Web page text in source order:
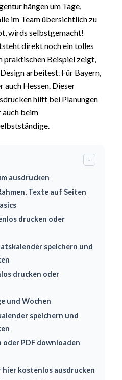
hängen um Tage,
im Team übersichtlich zu
wirds selbstgemacht!
direkt noch ein tolles
praktischen Beispiel zeigt,
arbeitest. Für Bayern,
auch Hessen. Dieser
hilft bei Planungen
auch beim
-
ausdrucken
Texte auf Seiten
drucken oder
speichern und
drucken oder
und Wochen
speichern und
oder PDF downloaden
hier kostenlos ausdrucken